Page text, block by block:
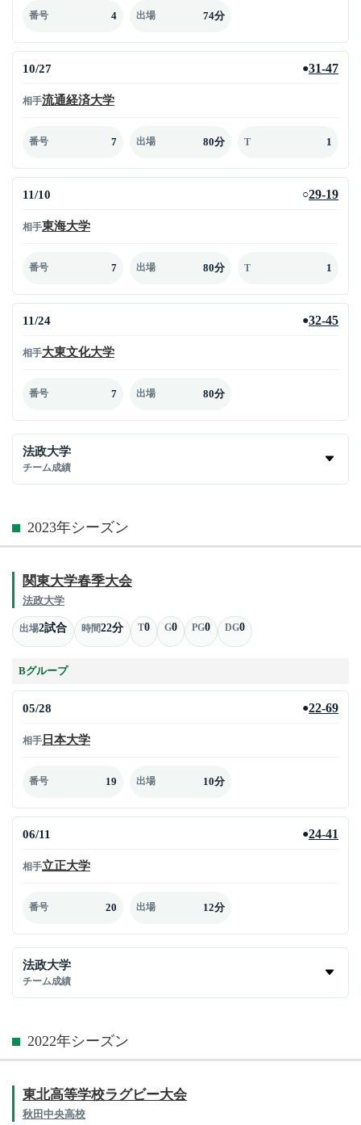
番号 4 出場 74分
10/27 ●31-47
相手流通経済大学
番号 7 出場 80分 T 1
11/10 ○29-19
相手東海大学
番号 7 出場 80分 T 1
11/24 ●32-45
相手大東文化大学
番号 7 出場 80分
法政大学
チーム成績
2023年シーズン
関東大学春季大会
法政大学
出場2試合 時間22分 T0 G0 PG0 DG0
Bグループ
05/28 ●22-69
相手 日本大学
番号 19 出場 10分
06/11 ●24-41
相手立正大学
番号 20 出場 12分
法政大学
チーム成績
2022年シーズン
東北高等学校ラグビー大会
秋田中央高校